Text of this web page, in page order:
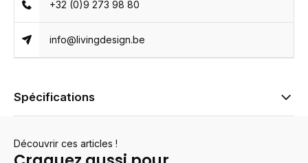
+32 (0)9 273 98 80
info@livingdesign.be
Spécifications
Découvrir ces articles !